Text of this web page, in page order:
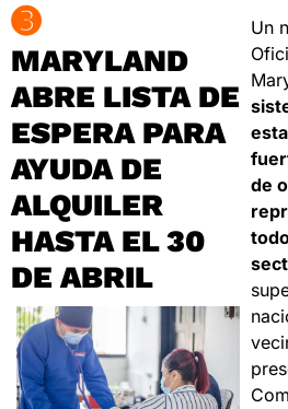
➌
MARYLAND
ABRE LISTA DE
ESPERA PARA
AYUDA DE
ALQUILER
HASTA EL 30
DE ABRIL
Un
de